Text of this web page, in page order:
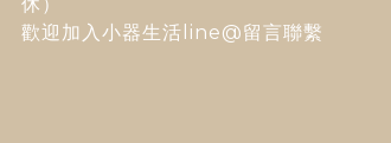
歡迎加入 小器生活line@留言聯繫